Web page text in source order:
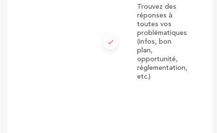
check
Trouvez des
réponses à
toutes vos
problématiques
(infos, bon
plan,
opportunité,
réglementation,
etc.)